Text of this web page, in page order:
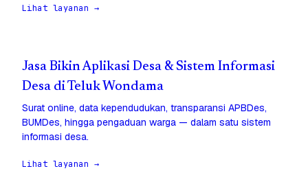
Lihat layanan →
Jasa Bikin Aplikasi Desa & Sistem Informasi
Desa di Teluk Wondama
Surat online, data kependudukan, transparansi APBDes,
BUMDes, hingga pengaduan warga — dalam satu sistem
informasi desa.
Lihat layanan →